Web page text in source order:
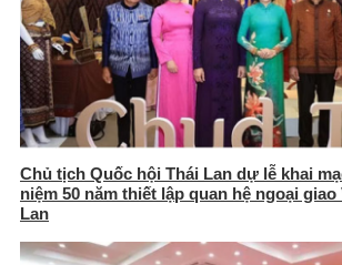
Chủ tịch Quốc hội Thái Lan dự lễ khai
niệm 50 năm thiết lập quan hệ ngoại giao
Lan